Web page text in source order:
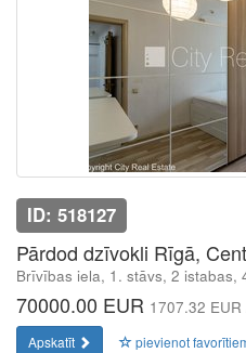
ID: 518127
Pārdod dzīvokli Rīgā,
Brīvības iela, 1. stāvs, 2 istabas,
70000.00 EUR 1707.32 EUR
Apskatīt pievienot